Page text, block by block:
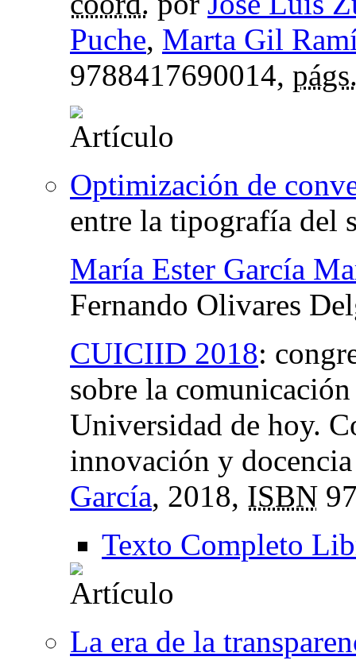
Puche, Marta Gil
9788417690014,
Optimización de
entre la tipografía del
María Ester García
Fernando Olivares
CUICIID 2018:
sobre la
Universidad de hoy.
innovación y docencia
García, 2018, ISBN
Texto Completo
La era de la